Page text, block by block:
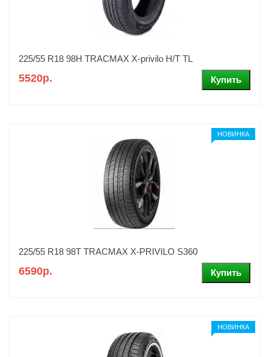
225/55 R18 98H TRACMAX X-privilo H/T TL
5520р.
НОВИНКА
225/55 R18 98T TRACMAX X-PRIVILO S360
6590р.
НОВИНКА